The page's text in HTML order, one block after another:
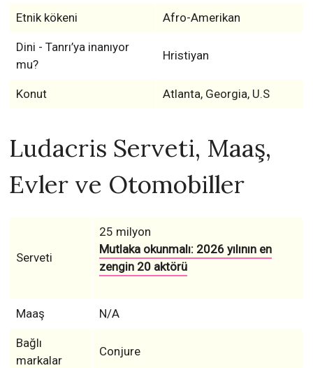
Etnik kökeni Afro-Amerikan
Dini - Tanrı’ya inanıyor
mu?
Hristiyan
Konut Atlanta, Georgia, U.S
Ludacris Serveti, Maaş,
Evler ve Otomobiller
Serveti
25 milyon
Mutlaka okunmalı: 2026 yılının en
zengin 20 aktörü
Maaş N/A
Bağlı
markalar
Conjure